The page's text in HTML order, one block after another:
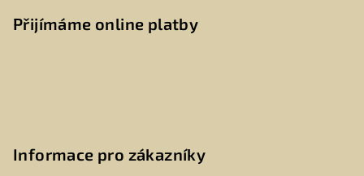
Přijímáme online platby
Informace pro zákazníky